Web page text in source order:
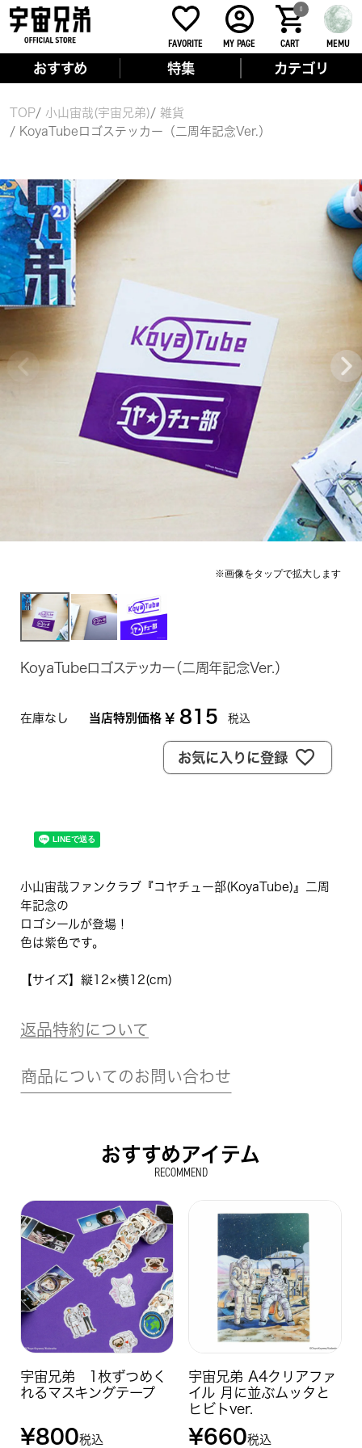
FAVORITE MY PAGE CART
0
MEMU
おすすめ 特集 カテゴリ
TOP 小山宙哉(宇宙兄弟)
雑貨
KoyaTubeロゴステッカー（二周年記念Ver.）
KoyaTubeロゴステッカー（二周年記念Ver.）
在庫なし 当店特別価格 ¥ 815 税込
お気に入りに登録
小山宙哉ファンクラブ『コヤチュー部(KoyaTube)』二周
年記念の
ロゴシールが登場！
色は紫色です。
【サイズ】縦12×横12(cm)
返品特約について
商品についてのお問い合わせ
おすすめアイテム
RECOMMEND
宇宙兄弟 1枚ずつめく
れるマスキングテープ
¥800税込
宇宙兄弟 A4クリアファ
イル 月に並ぶムッタと
ヒビトver.
¥660税込